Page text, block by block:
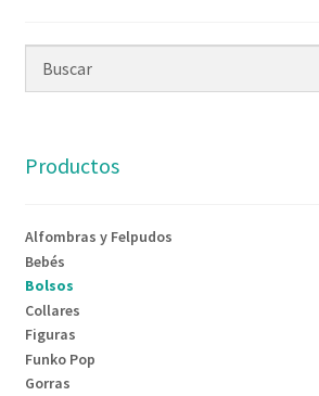
Productos
Alfombras y Felpudos
Bebés
Bolsos
Collares
Figuras
Funko Pop
Gorras